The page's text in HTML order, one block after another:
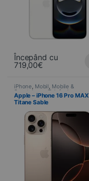
Începând cu
719,00€
Ce produit a plusieurs
iPhone, Mobil, Mobile &
Smartphone ,Telefonie
Apple – iPhone 16 Pro
Titane Sable